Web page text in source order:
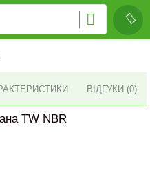
ВІДГУКИ (0)
TW NBR